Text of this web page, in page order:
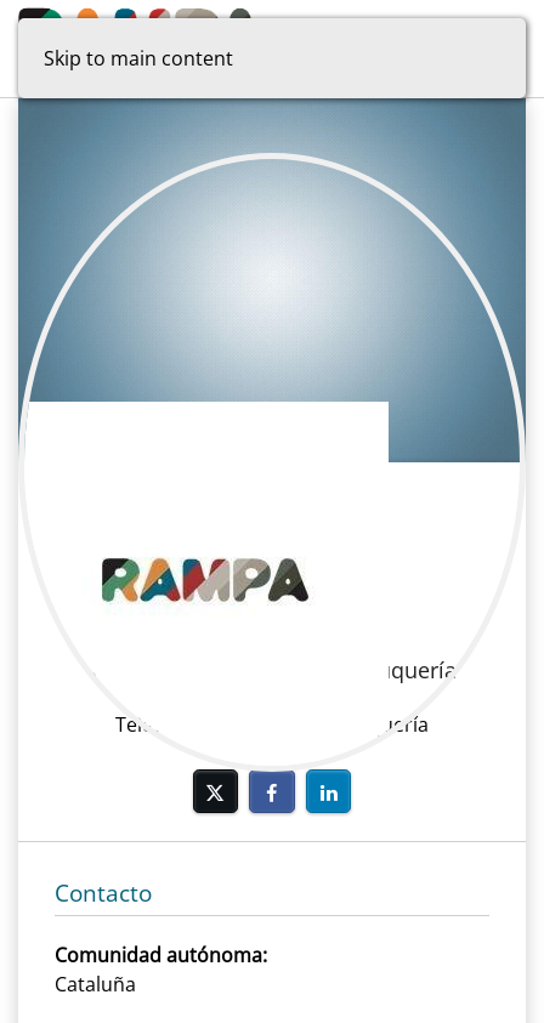
Skip to main content
Teresa Alonso Mur
Televisión | Maquillaje y peluquería
Televisión, Maquillaje y peluquería
Contacto
Comunidad autónoma:
Cataluña